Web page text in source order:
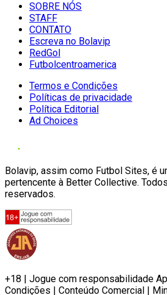
SOBRE NÓS
STAFF
CONTATO
Escreva no Bolavip
RedGol
Futbolcentroamerica
Termos e Condições
Políticas de privacidade
Política Editorial
Ad Choices
Bolavip, assim como Futbol Sites, é
pertencente à Better Collective.
reservados.
+18 | Jogue com responsabilidade
Condições | Conteúdo Comercial |